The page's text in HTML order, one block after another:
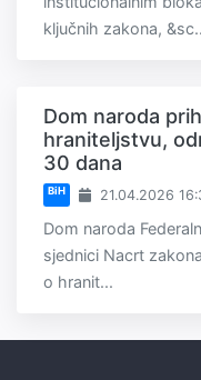
ključnih zakona,
Dom naroda
hraniteljstvu,
30 dana
BiH 21.04.2026
Dom naroda
sjednici Nacrt
o hranit...